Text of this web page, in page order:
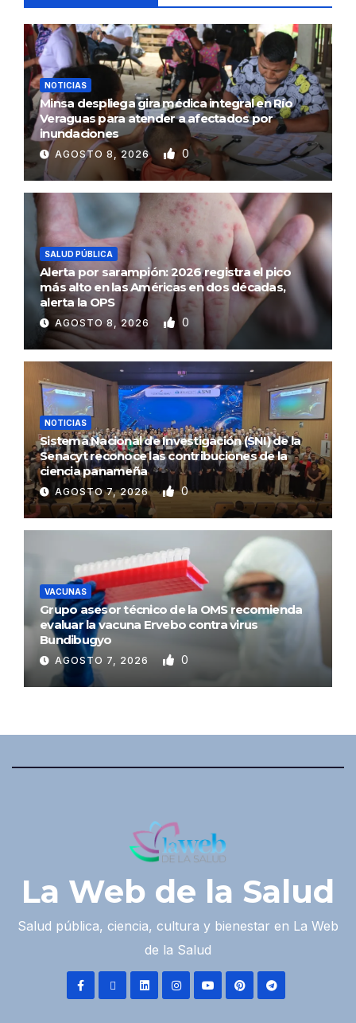
NOTICIAS
Minsa despliega gira médica integral en Río
Veraguas para atender a afectados por
inundaciones
AGOSTO 8, 2026 0
SALUD PÚBLICA
Alerta por sarampión: 2026 registra el pico
más alto en las Américas en dos décadas,
alerta la OPS
AGOSTO 8, 2026 0
NOTICIAS
Sistema Nacional de Investigación (SNI) de la
Senacyt reconoce las contribuciones de la
ciencia panameña
AGOSTO 7, 2026 0
VACUNAS
Grupo asesor técnico de la OMS recomienda
evaluar la vacuna Ervebo contra virus
Bundibugyo
AGOSTO 7, 2026 0
La Web de la Salud
Salud pública, ciencia, cultura y bienestar en La Web
de la Salud